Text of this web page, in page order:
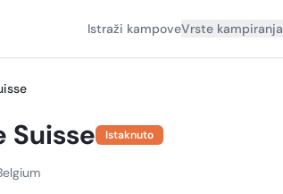
Istraži kampoveVrste kampiranja
Suisse Istaknuto